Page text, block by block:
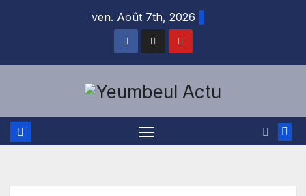
ven. Août 7th, 2026